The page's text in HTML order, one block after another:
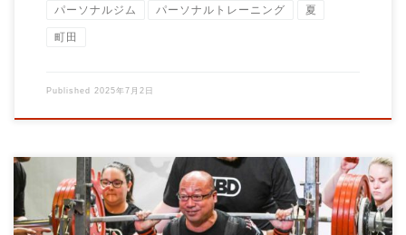
パーソナルジム パーソナルトレーニング 夏
町田
Published 2025年7月2日